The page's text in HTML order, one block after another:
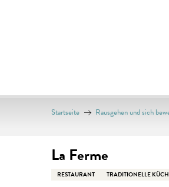
Startseite Rausgehen und sich
La Ferme
RESTAURANT TRADITIONELLE